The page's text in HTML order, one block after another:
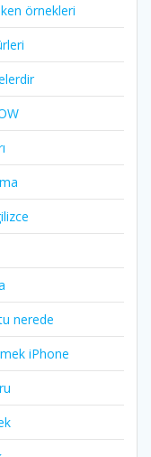
örnekleri
nerede
iPhone